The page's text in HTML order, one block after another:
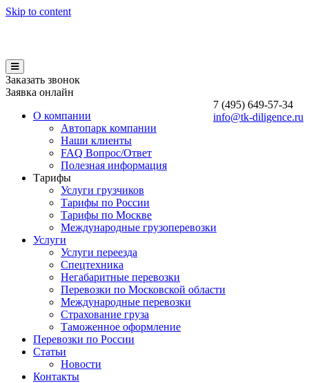
Skip to content
Заказать звонок
Заявка онлайн
7 (495) 649-57-34
info@tk-diligence.ru
О компании
Автопарк компании
Наши клиенты
FAQ Вопрос/Ответ
Полезная информация
Тарифы
Услуги грузчиков
Тарифы по России
Тарифы по Москве
Международные грузоперевозки
Услуги
Услуги переезда
Спецтехника
Негабаритные перевозки
Перевозки по Московской области
Международные перевозки
Страхование груза
Таможенное оформление
Перевозки по России
Статьи
Новости
Контакты